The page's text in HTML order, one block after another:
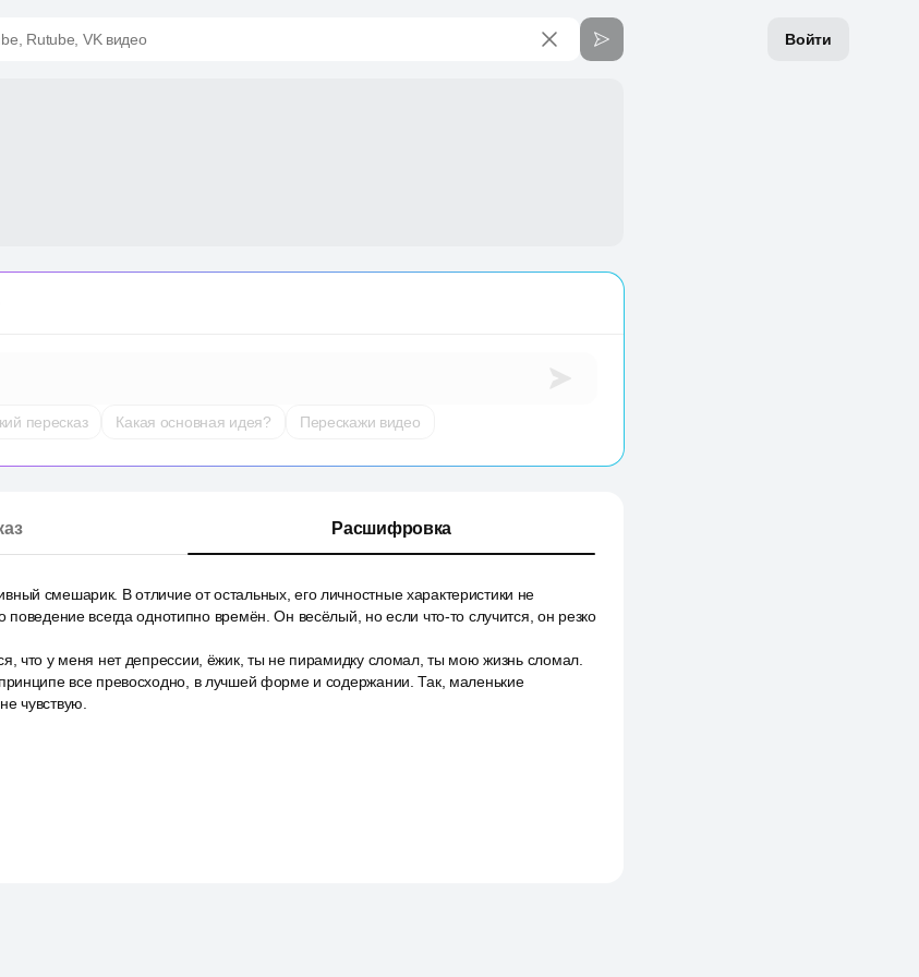
Войти
Rutube, VK видео
пересказ Какая основная идея? Перескажи видео
Расшифровка
смешарик. В отличие от остальных, его личностные характеристики не
поведение всегда однотипно времён. Он весёлый, но если что-то случится, он резко
что у меня нет депрессии, ёжик, ты не пирамидку сломал, ты мою жизнь сломал.
все превосходно, в лучшей форме и содержании. Так, маленькие
чувствую.